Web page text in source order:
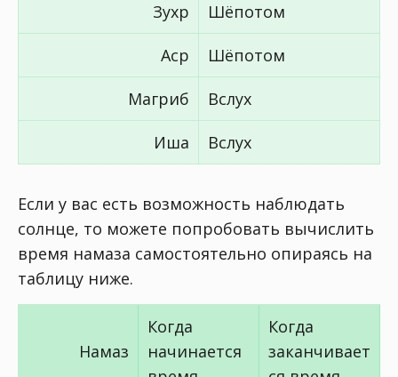
Зухр Шёпотом
Аср Шёпотом
Магриб Вслух
Иша Вслух
Если у вас есть возможность наблюдать
солнце, то можете попробовать вычислить
время намаза самостоятельно опираясь на
таблицу ниже.
Намаз
Когда
начинается
Когда
заканчивает